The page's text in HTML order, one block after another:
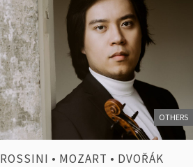
OTHERS
ROSSINI • MOZART • DVOŘÁK